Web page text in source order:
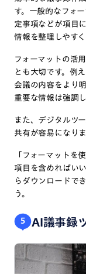
す。一般的なフォ
定事項などが項目
情報を整理しやすく
フォーマットの活
とも大切です。例
会議の内容をより
重要な情報は強調
また、デジタルツ
共有が容易になりま
「フォーマットを
項目を含めればい
らダウンロードで
う。
5 AI議事録